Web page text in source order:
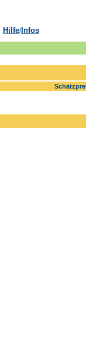
Hilfe/Infos